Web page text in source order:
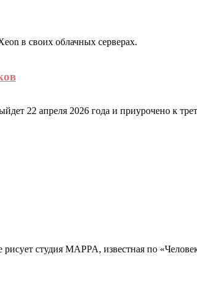
в своих облачных серверах.
22 апреля 2026 года и приурочено к
студия MAPPA, известная по